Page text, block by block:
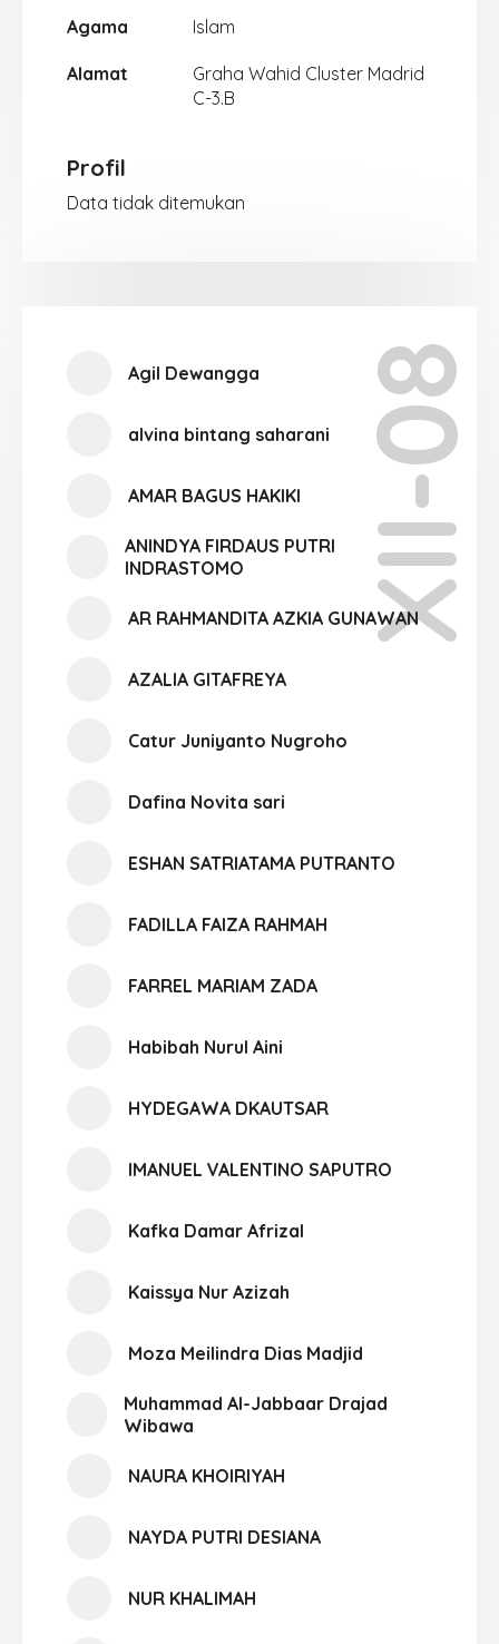
Agama Islam
Alamat
Graha Wahid Cluster Madrid
C-3.B
Profil
Data tidak ditemukan
XII-08
Agil Dewangga
alvina bintang saharani
AMAR BAGUS HAKIKI
ANINDYA FIRDAUS PUTRI
INDRASTOMO
AR RAHMANDITA AZKIA GUNAWAN
AZALIA GITAFREYA
Catur Juniyanto Nugroho
Dafina Novita sari
ESHAN SATRIATAMA PUTRANTO
FADILLA FAIZA RAHMAH
FARREL MARIAM ZADA
Habibah Nurul Aini
HYDEGAWA DKAUTSAR
IMANUEL VALENTINO SAPUTRO
Kafka Damar Afrizal
Kaissya Nur Azizah
Moza Meilindra Dias Madjid
Muhammad Al-Jabbaar Drajad
Wibawa
NAURA KHOIRIYAH
NAYDA PUTRI DESIANA
NUR KHALIMAH